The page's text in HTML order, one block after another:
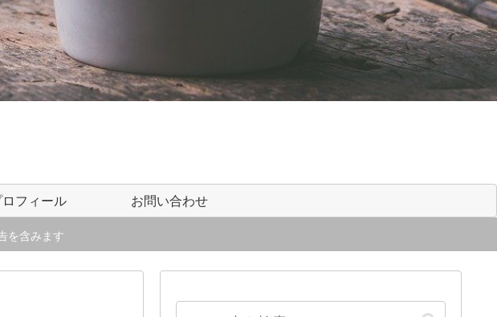
フィール お問い合わせ
を含みます